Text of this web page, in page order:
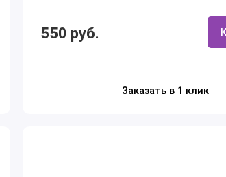
550 руб.
Заказать в 1 клик